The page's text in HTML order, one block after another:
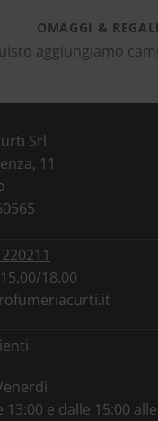
OMAGGI & REGALI
aggiungiamo
Srl
11
18.00
13:00 e dalle 15:00